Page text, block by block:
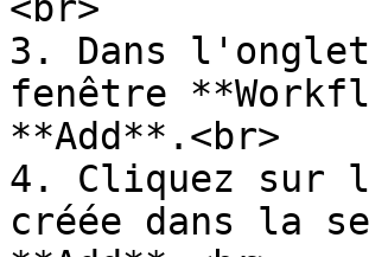
3. Dans
fenêtre
**Add**.<br>
4. Cliquez sur
créée dans la